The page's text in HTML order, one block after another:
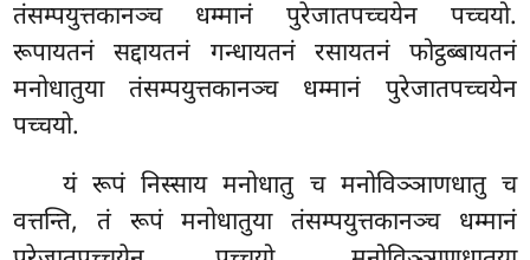
तंसम्पयुत्तकानञ्च धम्मानं पुरेजातपच्चयेन पच्चयो.
रूपायतनंसद्दायतनं गन्धायतनं रसायतनं फोट्ठब्बायतनं
मनोधातुया तंसम्पयुत्तकानञ्च धम्मानं पुरेजातपच्चयेन
पच्चयो.
यं रूपं निस्साय मनोधातु च मनोविञ्ञाणधातु च
वत्तन्ति, तं रूपं मनोधातुया तंसम्पयुत्तकानञ्च धम्मानं